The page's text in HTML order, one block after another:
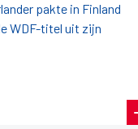
pakte in Finland
WDF-titel uit zijn